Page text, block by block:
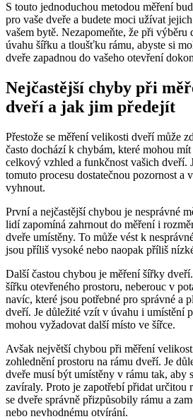
S touto jednoduchou metodou měření
pro vaše dveře a budete moci užívat
vašem bytě. Nezapomeňte, že při
úvahu šířku a tloušťku rámu, abyste si
dveře zapadnou do vašeho otevření
Nejčastější chyby při
dveří a jak jim předejít
Přestože se měření velikosti dveří může
často dochází k chybám, které mohou
celkový vzhled a funkčnost vašich dveří.
tomuto procesu dostatečnou pozornost a
vyhnout.
První a nejčastější chybou je nesprávné
lidí zapomíná zahrnout do měření i
dveře umístěny. To může vést k
jsou příliš vysoké nebo naopak příliš
Další častou chybou je měření šířky
šířku otevřeného prostoru, neberouc v
navíc, které jsou potřebné pro správné a
dveří. Je důležité vzít v úvahu i umístění
mohou vyžadovat další místo ve šířce.
Avšak největší chybou při měření
zohlednění prostoru na rámu dveří. Je
dveře musí být umístěny v rámu tak, aby
zavíraly. Proto je zapotřebí přidat určitou
se dveře správně přizpůsobily rámu a
nebo nevhodnému otvírání.